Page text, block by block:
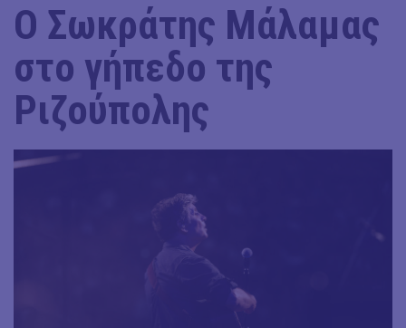
Ο Σωκράτης Μάλαμας
στο γήπεδο της
Ριζούπολης